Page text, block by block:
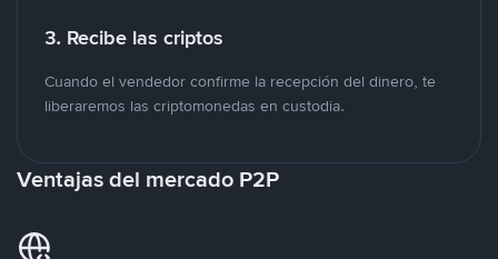
3. Recibe las criptos
Cuando el vendedor confirme la recepción del dinero, te
liberaremos las criptomonedas en custodia.
Ventajas del mercado P2P